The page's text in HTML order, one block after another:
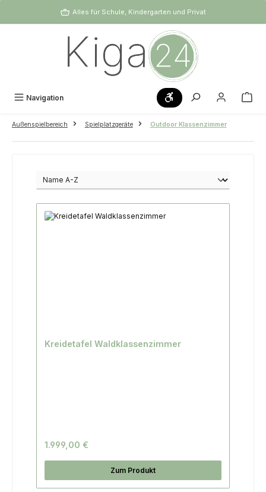
Zum Hauptinhalt springenAlles für Schule, Kindergarten und Privat
Navigation Werkzeugleiste anzeigen
Außenspielbereich Spielplatzgeräte Outdoor Klassenzimmer
Kreidetafel Waldklassenzimmer
1.999,00 €
Zum Produkt